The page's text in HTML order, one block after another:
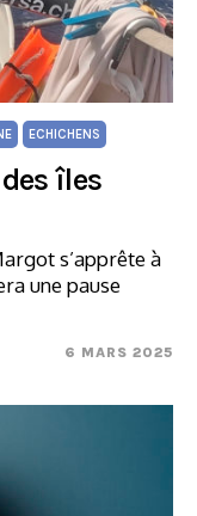
ECHICHENS
îles
s’apprête à
une pause
6 MARS 2025